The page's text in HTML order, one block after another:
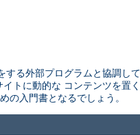
る外部プログラムと協調し
トに動的な コンテンツを置
の入門書となるでしょう。